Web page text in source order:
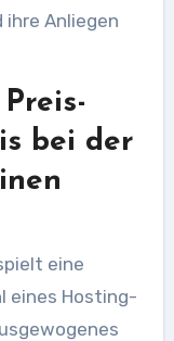
Anliegen
bei der
eine
eines Hosting-